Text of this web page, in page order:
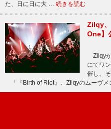
た、日に日に大 … 続きを読む
Zilqy
One】
Zilqy
にてワ
催し、
「『Birth of Riot』、Zilqyのムーヴ